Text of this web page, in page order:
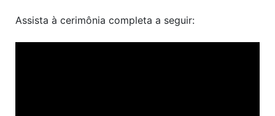
Assista à cerimônia completa a seguir: